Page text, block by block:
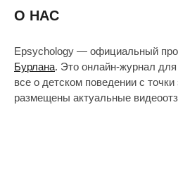
О НАС
Epsychology — официальный
Бурлана. Это онлайн-журнал
все о детском поведении с
размещены актуальные